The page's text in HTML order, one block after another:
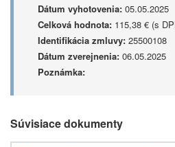
Dátum vyhotovenia: 05.05.2025
Celková hodnota: 115,38 € (s
Identifikácia zmluvy: 25500108
Dátum zverejnenia: 06.05.2025
Poznámka:
Súvisiace dokumenty